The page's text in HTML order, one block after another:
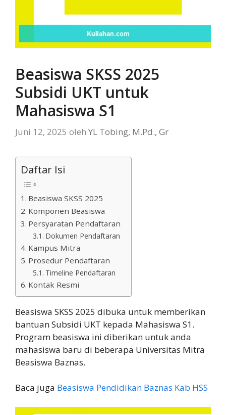
Beasiswa SKSS 2025
Subsidi UKT untuk
Mahasiswa S1
Juni 12, 2025 oleh YL Tobing, M.Pd., Gr
Daftar Isi
Beasiswa SKSS 2025
Komponen Beasiswa
Persyaratan Pendaftaran
Dokumen Pendaftaran
Kampus Mitra
Prosedur Pendaftaran
Timeline Pendaftaran
Kontak Resmi
Beasiswa SKSS 2025 dibuka untuk memberikan
bantuan Subsidi UKT kepada Mahasiswa S1.
Program beasiswa ini diberikan untuk anda
mahasiswa baru di beberapa Universitas Mitra
Beasiswa Baznas.
Baca juga Beasiswa Pendidikan Baznas Kab HSS